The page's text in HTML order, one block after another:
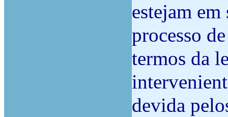
estejam
processo
termos da
devida